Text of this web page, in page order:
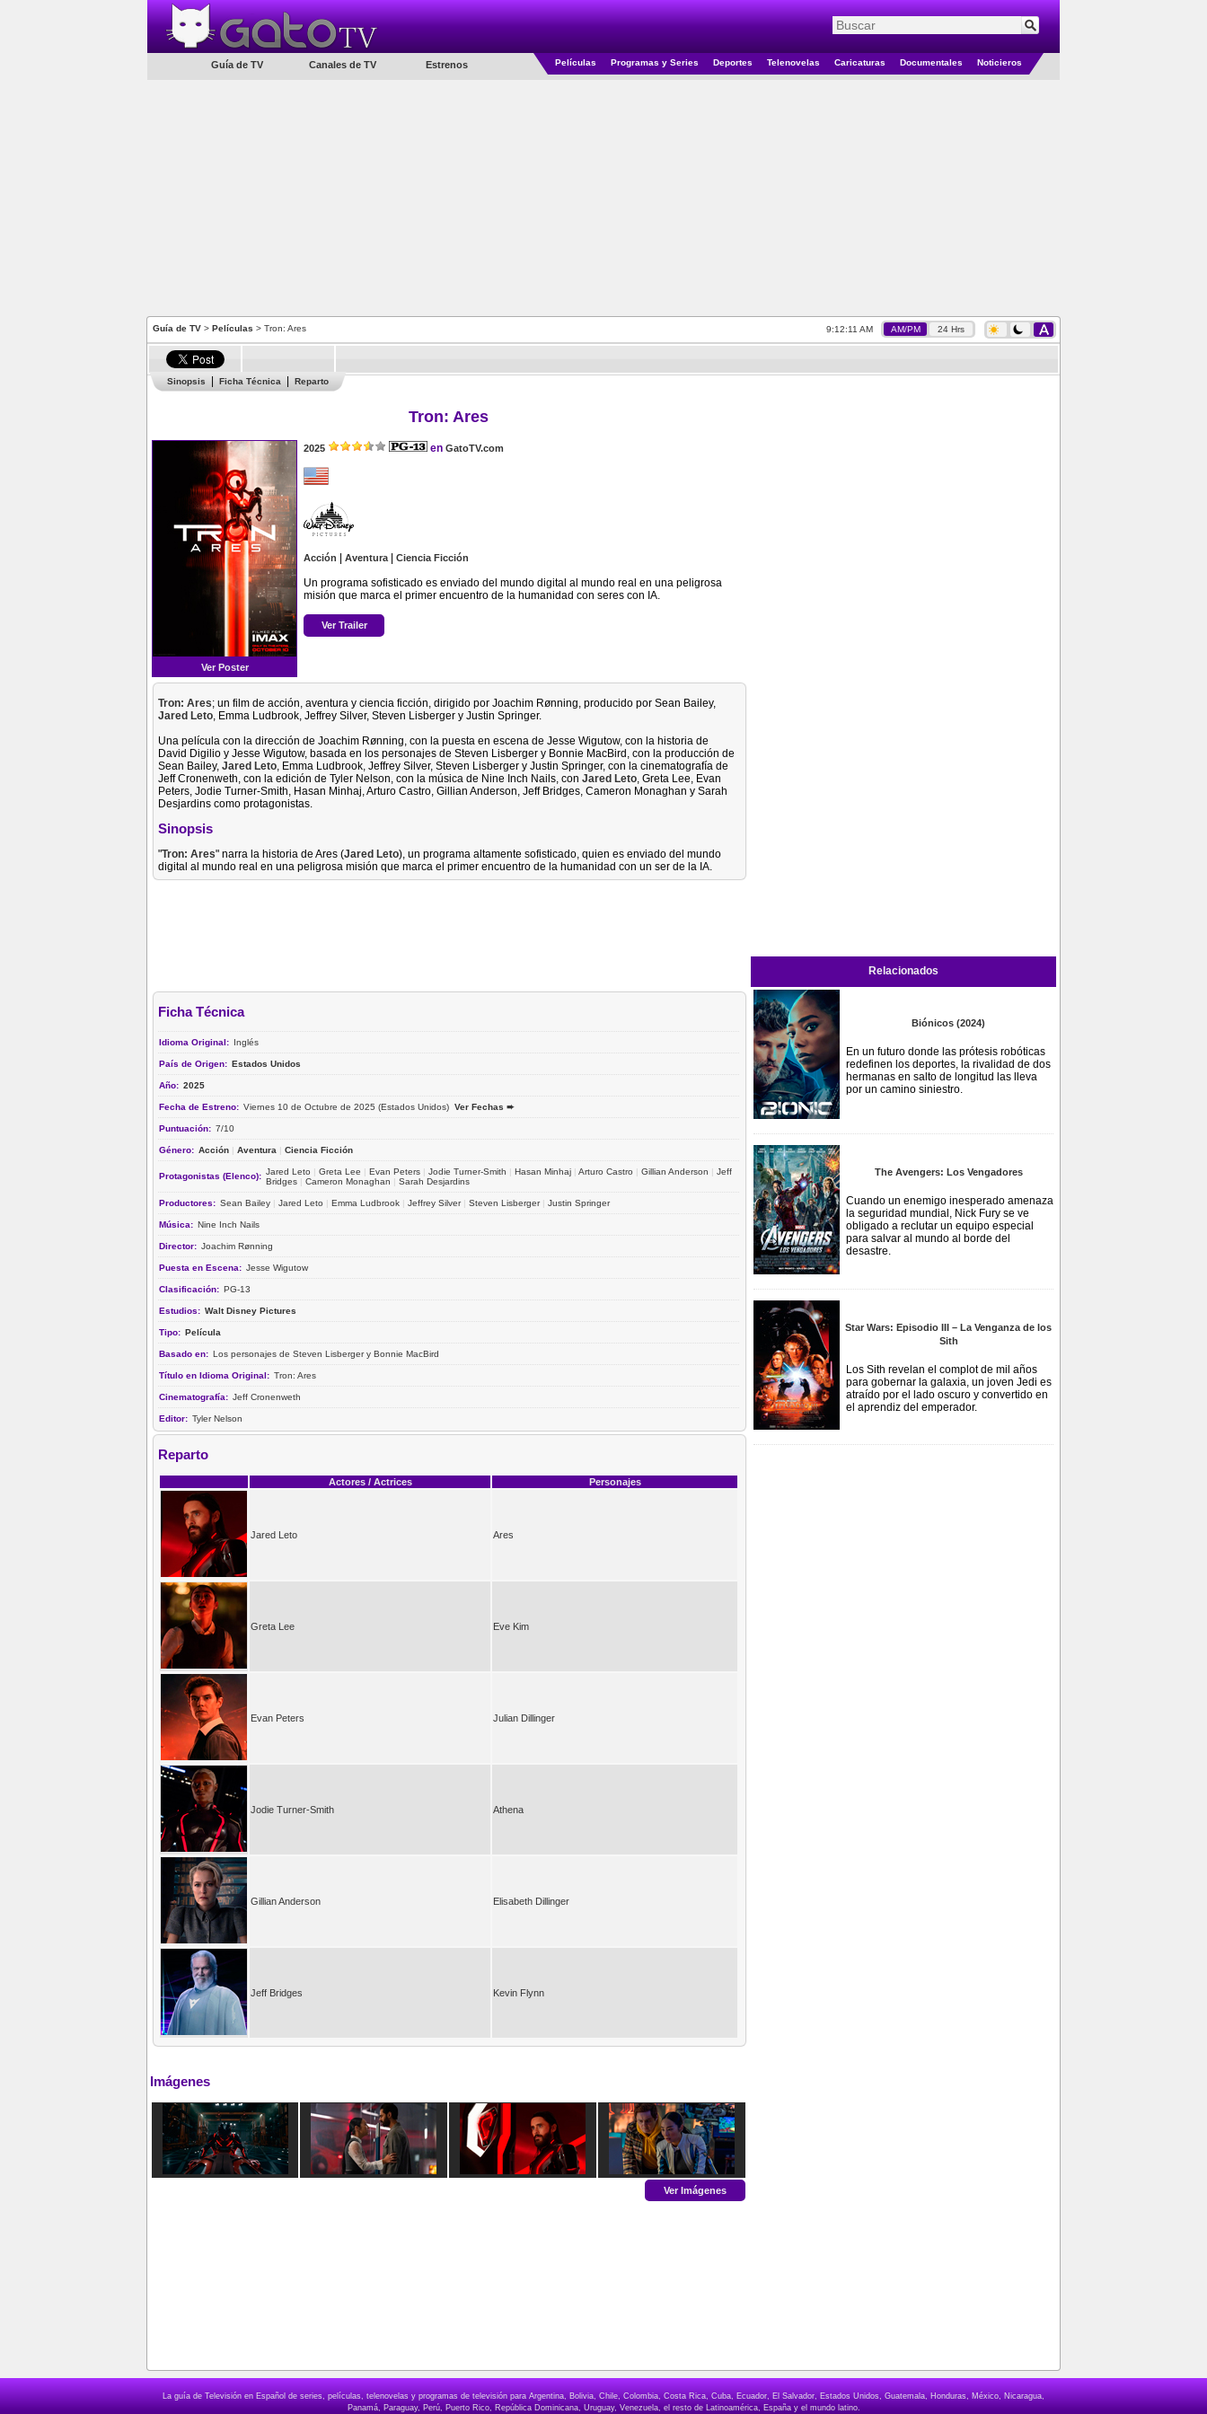
Guía de TV Canales de TV Estrenos Películas Programas y Series Deportes Telenovelas Caricaturas Documentales Noticieros
Guía de TV > Películas > Tron: Ares 9:12:12 AM AM/PM 24 Hrs
Sinopsis Ficha Técnica Reparto
Tron: Ares
Ver Poster
2025 en GatoTV.com
Acción Aventura| Ciencia Ficción
Un programa sofisticado es enviado del mundo digital al mundo real en una peligrosa
misión que marca el primer encuentro de la humanidad con seres con IA.
Ver Trailer
Tron: Ares; un film de acción, aventura y ciencia ficción, dirigido por Joachim Rønning, producido por Sean Bailey,
Jared Leto, Emma Ludbrook, Jeffrey Silver, Steven Lisberger y Justin Springer.
Una película con la dirección de Joachim Rønning, con la puesta en escena de Jesse Wigutow, con la historia de
David Digilio y Jesse Wigutow, basada en los personajes de Steven Lisberger y Bonnie MacBird, con la producción de
Sean Bailey, Jared Leto, Emma Ludbrook, Jeffrey Silver, Steven Lisberger y Justin Springer, con la cinematografía de
Jeff Cronenweth, con la edición de Tyler Nelson, con la música de Nine Inch Nails, con Jared Leto, Greta Lee, Evan
Peters, Jodie Turner-Smith, Hasan Minhaj, Arturo Castro, Gillian Anderson, Jeff Bridges, Cameron Monaghan y Sarah
Desjardins como protagonistas.
Sinopsis
"Tron: Ares" narra la historia de Ares (Jared Leto), un programa altamente sofisticado, quien es enviado del mundo
digital al mundo real en una peligrosa misión que marca el primer encuentro de la humanidad con un ser de la IA.
Ficha Técnica
Idioma Original: Inglés
País de Origen: Estados Unidos
Año: 2025
Fecha de Estreno: Viernes 10 de Octubre de 2025 (Estados Unidos) Ver Fechas ➨
Puntuación: 7/10
Género: Acción | Aventura | Ciencia Ficción
Protagonistas (Elenco): Jared Leto | Greta Lee | Evan Peters | Jodie Turner-Smith | Hasan Minhaj | Arturo Castro | Gillian Anderson | Jeff
Bridges | Cameron Monaghan | Sarah Desjardins
Productores: Sean Bailey | Jared Leto | Emma Ludbrook | Jeffrey Silver| Steven Lisberger| Justin Springer
Música: Nine Inch Nails
Director: Joachim Rønning
Puesta en Escena: Jesse Wigutow
Clasificación: PG-13
Estudios: Walt Disney Pictures
Tipo: Película
Basado en: Los personajes de Steven Lisberger y Bonnie MacBird
Título en Idioma Original: Tron: Ares
Cinematografía: Jeff Cronenweth
Editor: Tyler Nelson
Reparto
Actores / Actrices Personajes
Jared Leto Ares
Greta Lee Eve Kim
Evan Peters Julian Dillinger
Jodie Turner-Smith Athena
Gillian Anderson Elisabeth Dillinger
Jeff Bridges Kevin Flynn
Imágenes
Ver Imágenes
Relacionados
Biónicos (2024)
En un futuro donde las prótesis robóticas
redefinen los deportes, la rivalidad de dos
hermanas en salto de longitud las lleva
por un camino siniestro.
The Avengers: Los Vengadores
Cuando un enemigo inesperado amenaza
la seguridad mundial, Nick Fury se ve
obligado a reclutar un equipo especial
para salvar al mundo al borde del
desastre.
Star Wars: Episodio III – La Venganza de los
Sith
Los Sith revelan el complot de mil años
para gobernar la galaxia, un joven Jedi es
atraído por el lado oscuro y convertido en
el aprendiz del emperador.
La guía de Televisión en Español de series, películas, telenovelas y programas de televisión para Argentina, Bolivia, Chile, Colombia, Costa Rica, Cuba, Ecuador, El Salvador, Estados Unidos, Guatemala, Honduras, México, Nicaragua,
Panamá, Paraguay, Perú, Puerto Rico, República Dominicana, Uruguay, Venezuela, el resto de Latinoamérica, España y el mundo latino.